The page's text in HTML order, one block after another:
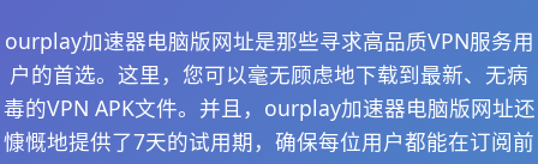
ourplay加速器电脑版网址是那些寻求高品质VPN服务用
户的首选。这里，您可以毫无顾虑地下载到最新、无病
毒的VPN APK文件。并且，ourplay加速器电脑版网址还
慷慨地提供了7天的试用期，确保每位用户都能在订阅前